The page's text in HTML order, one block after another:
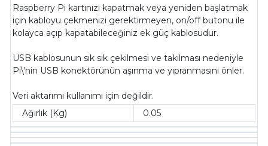
Raspberry Pi kartınızı kapatmak veya yeniden başlatmak
için kabloyu çekmenizi gerektirmeyen, on/off butonu ile
kolayca açıp kapatabileceğiniz ek güç kablosudur.
USB kablosunun sık sık çekilmesi ve takılması nedeniyle
Pi\'nin USB konektörünün aşınma ve yıpranmasını önler.
Veri aktarımı kullanımı için değildir.
Ağırlık (Kg)
0.05